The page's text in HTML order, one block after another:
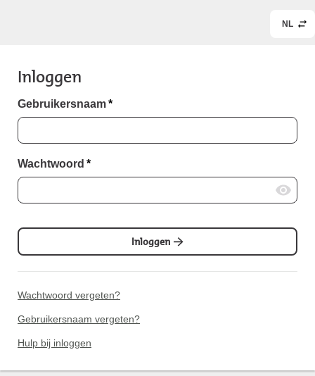
NL
Inloggen
Gebruikersnaam*
Wachtwoord *
Inloggen
Wachtwoord vergeten?
Gebruikersnaam vergeten?
Hulp bij inloggen